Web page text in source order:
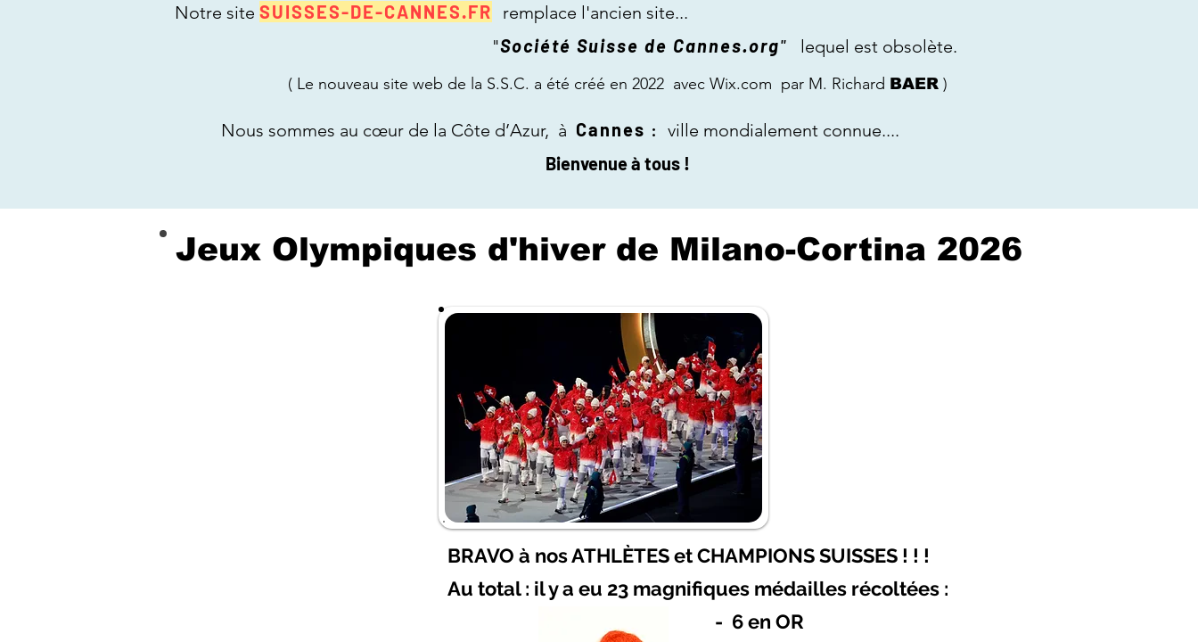
Notre site SUISSES-DE-CANNES.FR
remplace l'ancien site...
"Société Suisse de Cannes.org" lequel est obsolète.
( Le nouveau site web de la S.S.C. a été créé en 2022 avec Wix.com par M. Richard BAER )
Nous sommes au cœur de la Côte d’Azur, à Cannes : ville mondialement connue....
Bienvenue à tous !
Jeux Olympiques d'hiver de Milano-Cortina 2026
BRAVO à nos ATHLÈTES et CHAMPIONS SUISSES ! ! !
Au total : il y a eu 23 magnifiques médailles récoltées :
- 6 en OR